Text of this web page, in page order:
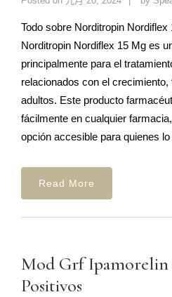
Todo sobre Norditropin
Norditropin Nordiflex 15 Mg es
principalmente para el
relacionados con el
adultos. Este producto
fácilmente en cualquier
opción accesible para quienes
Read More
Mod Grf Ipamorelin
Positivos